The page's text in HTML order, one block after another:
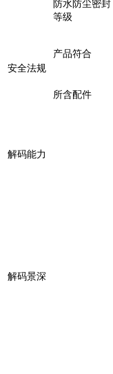
防水防尘密封
等级
安全法规
产品符合
所含配件
解码能力
解码景深